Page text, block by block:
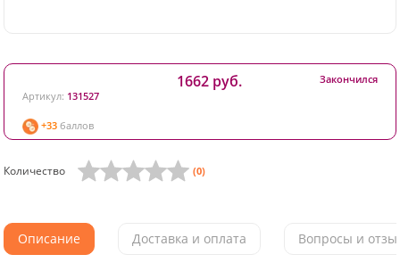
Артикул: 131527
+33 баллов
1662 руб. Закончился
Количество (0)
Описание Доставка и оплата Вопросы и